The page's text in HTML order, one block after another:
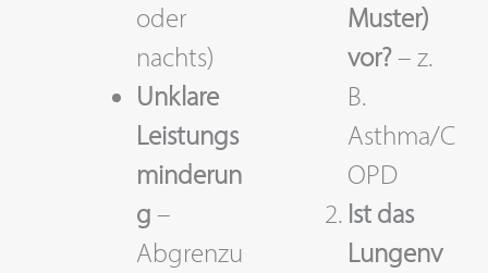
oder
nachts)
Unklare
Leistungs
minderun
g –
Abgrenzu
Muster)
vor?– z.
B.
Asthma/C
OPD
Ist das
Lungenv